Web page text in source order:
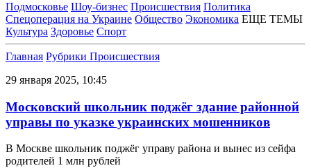
Подмосковье Шоу-бизнес Происшествия Политика
Спецоперация на Украине Общество Экономика ЕЩЕ ТЕМЫ
Культура Здоровье Спорт
Главная Рубрики Происшествия
29 января 2025, 10:45
Московский школьник поджёг здание районной
управы по указке украинских мошенников
В Москве школьник поджёг управу района и вынес из сейфа
родителей 1 млн рублей